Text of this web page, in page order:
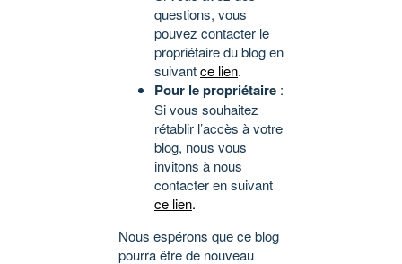
questions, vous
pouvez contacter le
propriétaire du blog en
suivantce lien.
Pour le propriétaire :
Si vous souhaitez
rétablir l’accès à votre
blog, nous vous
invitons à nous
contacter en suivant
ce lien.
Nous espérons que ce blog
pourra être de nouveau